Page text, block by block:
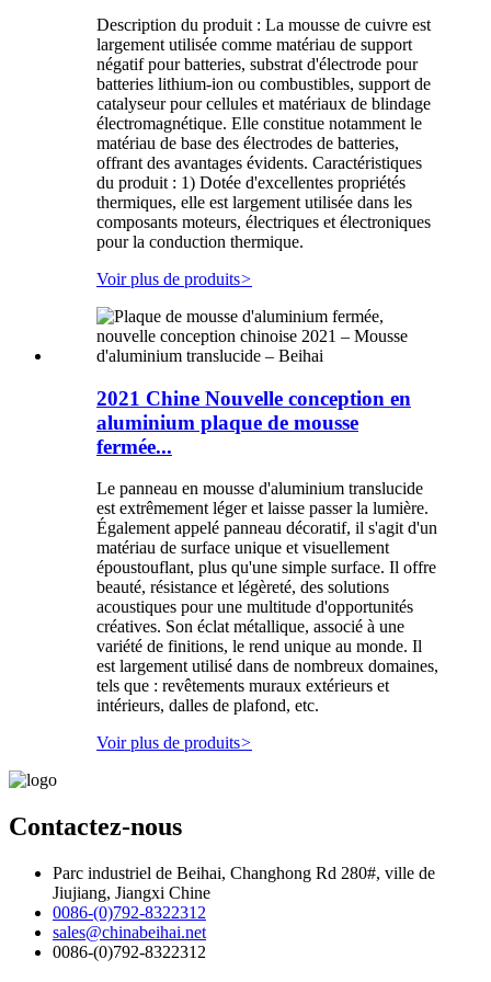
Description du produit : La mousse de cuivre est
largement utilisée comme matériau de support
négatif pour batteries, substrat d'électrode pour
batteries lithium-ion ou combustibles, support de
catalyseur pour cellules et matériaux de blindage
électromagnétique. Elle constitue notamment le
matériau de base des électrodes de batteries,
offrant des avantages évidents. Caractéristiques
du produit : 1) Dotée d'excellentes propriétés
thermiques, elle est largement utilisée dans les
composants moteurs, électriques et électroniques
pour la conduction thermique.
Voir plus de produits>
2021 Chine Nouvelle conception en
aluminium plaque de mousse
fermée...
Le panneau en mousse d'aluminium translucide
est extrêmement léger et laisse passer la lumière.
Également appelé panneau décoratif, il s'agit d'un
matériau de surface unique et visuellement
époustouflant, plus qu'une simple surface. Il offre
beauté, résistance et légèreté, des solutions
acoustiques pour une multitude d'opportunités
créatives. Son éclat métallique, associé à une
variété de finitions, le rend unique au monde. Il
est largement utilisé dans de nombreux domaines,
tels que : revêtements muraux extérieurs et
intérieurs, dalles de plafond, etc.
Voir plus de produits>
Contactez-nous
Parc industriel de Beihai, Changhong Rd 280#, ville de
Jiujiang, Jiangxi Chine
0086-(0)792-8322312
sales@chinabeihai.net
0086-(0)792-8322312